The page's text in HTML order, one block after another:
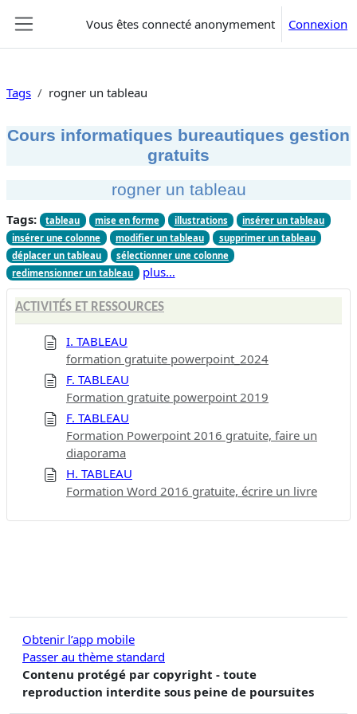
Vous êtes connecté anonymement Connexion
Tags rogner un tableau
Cours informatiques bureautiques gestion
gratuits
rogner un tableau
Tags: tableau mise en forme illustrations
insérer un tableau
insérer une colonne
modifier un tableau
supprimer un tableau
déplacer un tableau
sélectionner une colonne
redimensionner un tableau
plus…
ACTIVITÉS ET RESSOURCES
I. TABLEAU
formation gratuite powerpoint_2024
F. TABLEAU
Formation gratuite powerpoint 2019
F. TABLEAU
Formation Powerpoint 2016 gratuite, faire un
diaporama
H. TABLEAU
Formation Word 2016 gratuite, écrire un livre
Obtenir l’app mobile
Passer au thème standard
Contenu protégé par copyright - toute
reproduction interdite sous peine de poursuites